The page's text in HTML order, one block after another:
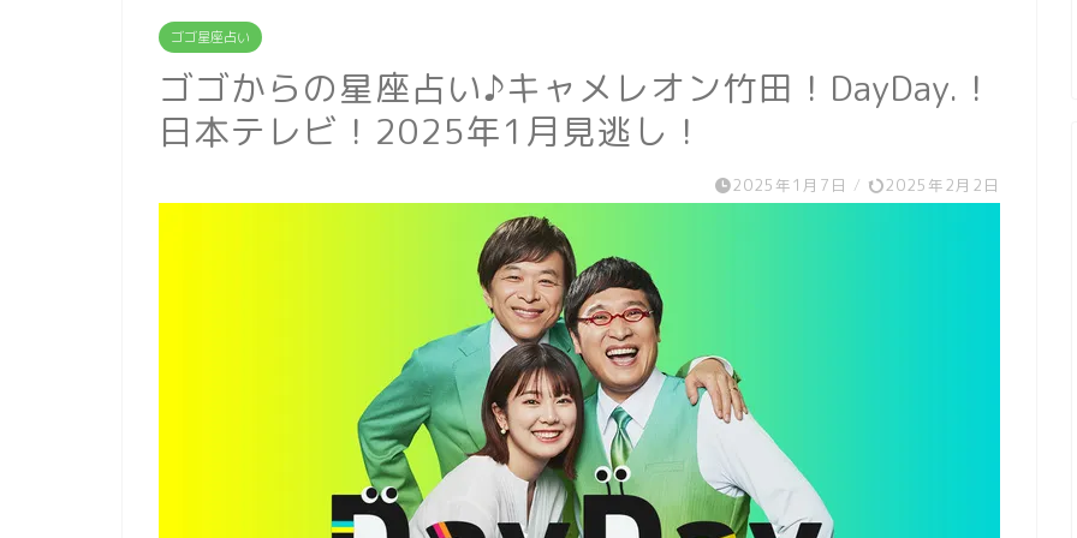
ゴゴ星座占い
ゴゴからの星座占い♪キャメレオン竹田！DayDay.！
日本テレビ！2025年1月見逃し！
2025年1月7日 / 2025年2月2日